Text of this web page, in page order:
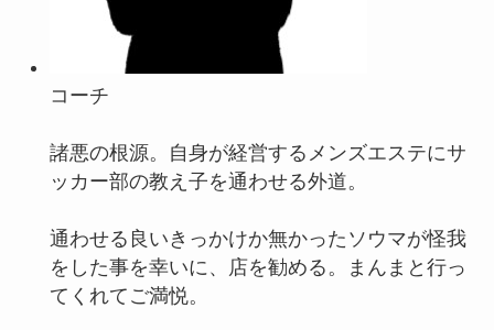
コーチ
諸悪の根源。自身が経営するメンズエステにサ
ッカー部の教え子を通わせる外道。
通わせる良いきっかけか無かったソウマが怪我
をした事を幸いに、店を勧める。まんまと行っ
てくれてご満悦。